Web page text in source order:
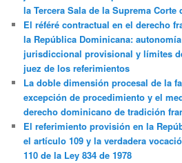
la Tercera Sala de la Suprema Corte
El référé contractual en el derecho
la República Dominicana:
jurisdiccional provisional y límites
juez de los referimientos
La doble dimensión procesal de la
excepción de procedimiento y el
derecho dominicano de tradición
El referimiento provisión en la
el artículo 109 y la verdadera
110 de la Ley 834 de 1978